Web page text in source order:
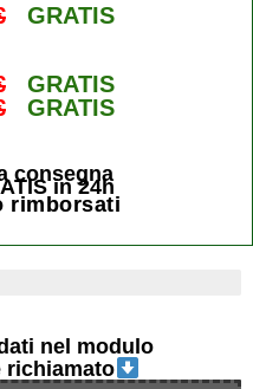
GRATIS
GRATIS
GRATIS
consegna
in 24h
rimborsati
nel modulo
richiamato